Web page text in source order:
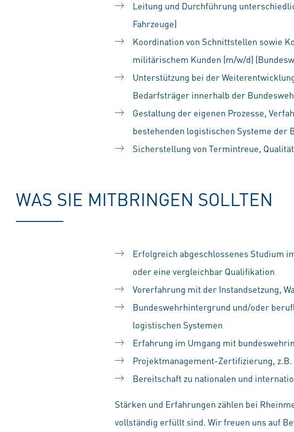
Leitung und Durchführung
Fahrzeuge)
Koordination von Schnittstellen sowie
militärischem Kunden (m/w/d)
Unterstützung bei der
Bedarfsträger innerhalb der
Gestaltung der eigenen Prozesse,
bestehenden logistischen Systeme der
Sicherstellung von Termintreue,
WAS SIE MITBRINGEN SOLLTEN
Erfolgreich abgeschlossenes Studium
oder eine vergleichbar Qualifikation
Vorerfahrung mit der Instandsetzung,
Bundeswehrhintergrund und/oder
logistischen Systemen
Erfahrung im Umgang mit
Projektmanagement-Zertifizierung, z.B.
Bereitschaft zu nationalen und
Stärken und Erfahrungen zählen bei
vollständig erfüllt sind. Wir freuen uns auf